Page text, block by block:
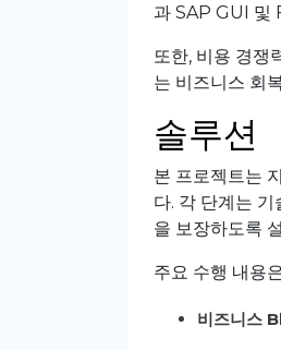
과 SAP GUI 및
또한, 비용 경쟁
는 비즈니스 회
솔루션
본 프로젝트는
다. 각 단계는 기
을 보장하도록
주요 수행 내용
비즈니스